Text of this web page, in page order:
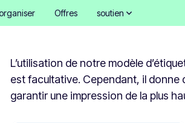
Offres soutien
L’utilisation de notre modèle
est facultative. Cependant, il donne
garantir une impression de la plus